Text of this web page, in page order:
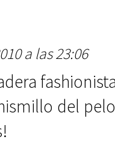
a las 23:06
del